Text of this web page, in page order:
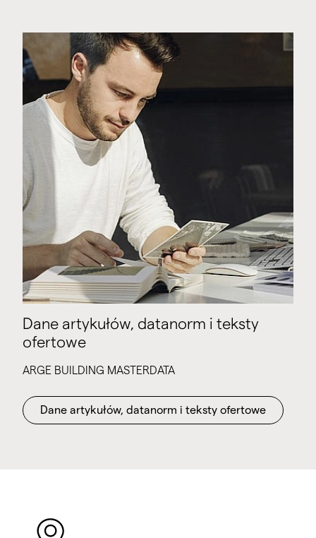
Dane artykułów, datanorm i teksty
ofertowe
ARGE BUILDING MASTERDATA
Dane artykułów, datanorm i teksty ofertowe